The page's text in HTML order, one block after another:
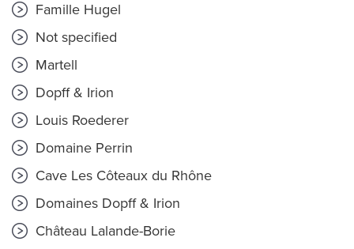
Famille Hugel
Not specified
Martell
Dopff & Irion
Louis Roederer
Domaine Perrin
Cave Les Côteaux du Rhône
Domaines Dopff & Irion
Château Lalande-Borie